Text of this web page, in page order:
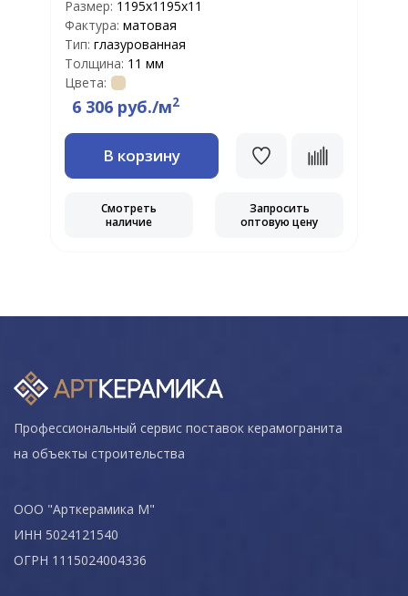
Размер: 1195х1195х11
Фактура: матовая
Тип: глазурованная
Толщина: 11 мм
Цвета:
6 306 руб./м2
В корзину
Смотреть
наличие
Запросить
оптовую цену
Профессиональный сервис поставок керамогранита
на объекты строительства
ООО "Арткерамика М"
ИНН 5024121540
ОГРН 1115024004336